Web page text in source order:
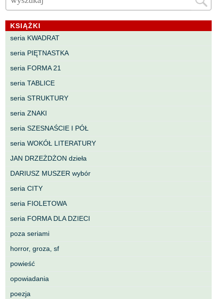
KSIĄŻKI
seria KWADRAT
seria PIĘTNASTKA
seria FORMA 21
seria TABLICE
seria STRUKTURY
seria ZNAKI
seria SZESNAŚCIE I PÓŁ
seria WOKÓŁ LITERATURY
JAN DRZEŻDŻON dzieła
DARIUSZ MUSZER wybór
seria CITY
seria FIOLETOWA
seria FORMA DLA DZIECI
poza seriami
horror, groza, sf
powieść
opowiadania
poezja